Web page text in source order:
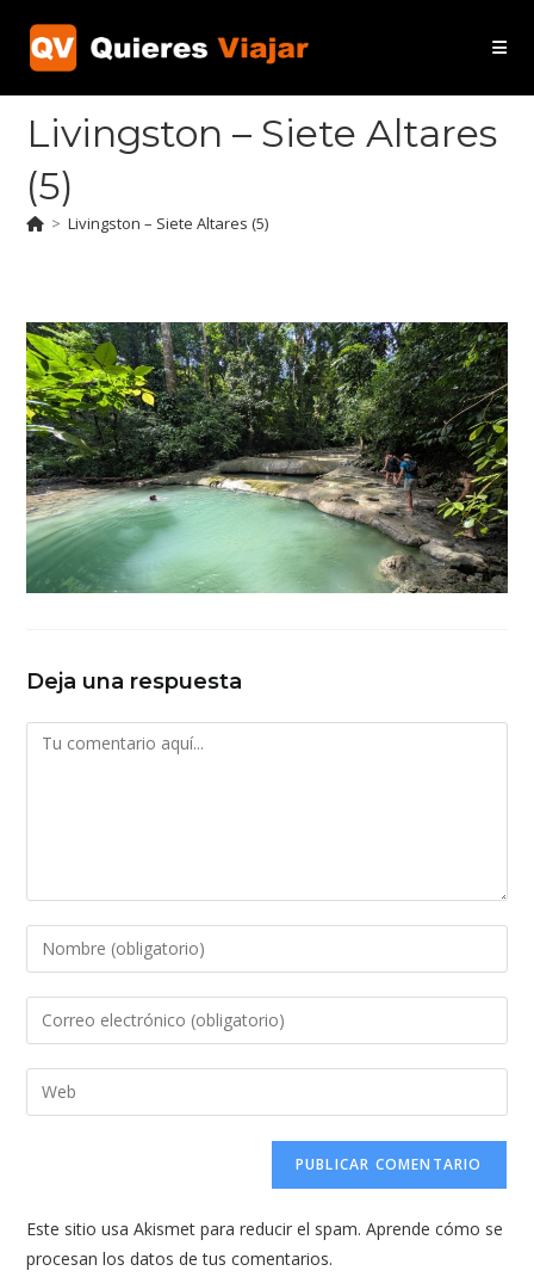
contenido
Livingston – Siete Altares
(5)
> Livingston – Siete Altares (5)
Deja una respuesta
Comentario
Introduce
tu
nombre
de
usuario
Introduce
tu
dirección
de
comentar
Introduce
la
web
(opcional)
Este sitio usa Akismet para reducir el spam.Aprende cómo se
procesan los datos de tus comentarios.